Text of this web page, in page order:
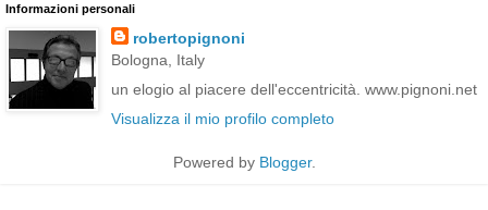
Informazioni personali
robertopignoni
Bologna, Italy
un elogio al piacere dell'eccentricità. www.pignoni.net
Visualizza il mio profilo completo
Powered by Blogger.